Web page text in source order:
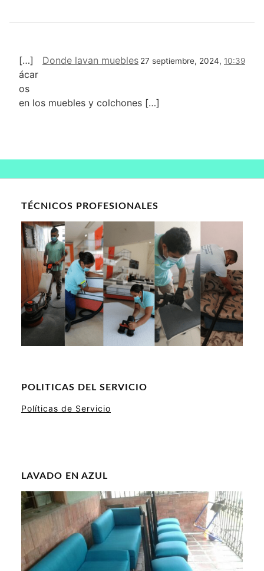
Donde lavan muebles 27 septiembre, 2024, 10:39
[…]
ácar
os
en los muebles y colchones […]
TÉCNICOS PROFESIONALES
POLITICAS DEL SERVICIO
Políticas de Servicio
LAVADO EN AZUL